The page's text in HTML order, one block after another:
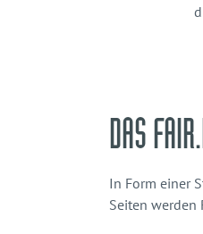
DAS
In Form einer
Seiten